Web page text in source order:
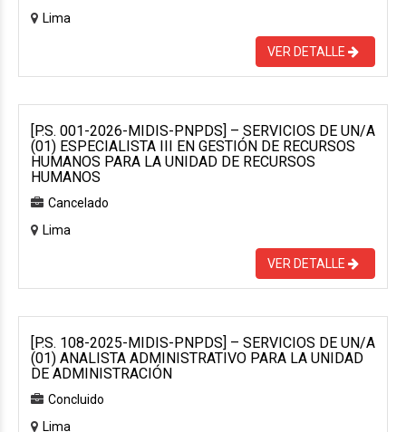
Lima
VER DETALLE
[P.S. 001-2026-MIDIS-PNPDS] – SERVICIOS DE UN/A
(01) ESPECIALISTA III EN GESTIÓN DE RECURSOS
HUMANOS PARA LA UNIDAD DE RECURSOS
HUMANOS
Cancelado
Lima
VER DETALLE
[P.S. 108-2025-MIDIS-PNPDS] – SERVICIOS DE UN/A
(01) ANALISTA ADMINISTRATIVO PARA LA UNIDAD
DE ADMINISTRACIÓN
Concluido
Lima